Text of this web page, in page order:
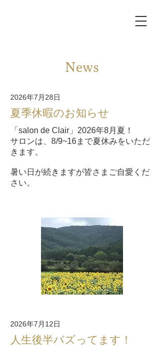
News
2026年7月28日
夏季休暇のお知らせ
「salon de Clair」2026年8月夏！
サロンは、8/9~16まで夏休みをいただ
きます。
暑い日が続きますが皆さまご自愛くだ
さい。
2026年7月12日
人生後半バズってます！